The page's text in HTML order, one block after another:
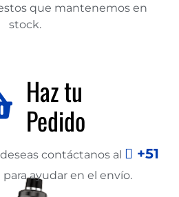
que mantenemos en
stock.
Haz tu
Pedido
contáctanos al
+51
para ayudar en el envío.